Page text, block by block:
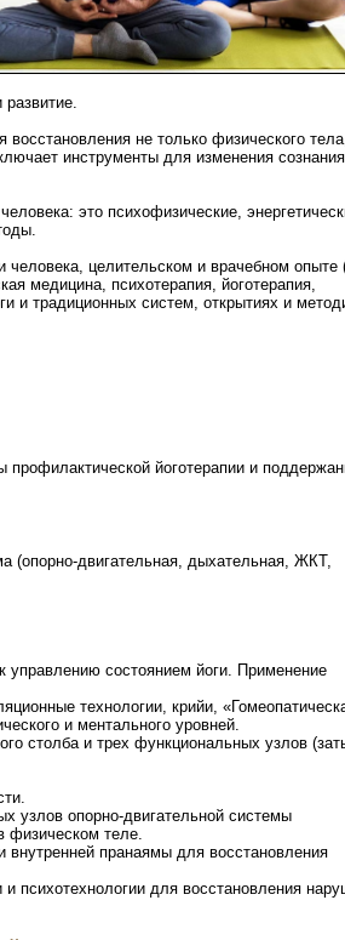
развитие.
не только физического
инструменты для изменения
это психофизические,
целительском и врачебном опыте
медицина, психотерапия, йоготерапия,
и традиционных систем, открытиях и
профилактической йоготерапии и
(опорно-двигательная, дыхательная, ЖКТ,
управлению состоянием йоги. Применение
технологии, крийи,
и ментального уровней.
столба и трех функциональных узлов
узлов опорно-двигательной системы
физическом теле.
внутренней пранаямы для восстановления
психотехнологии для восстановления